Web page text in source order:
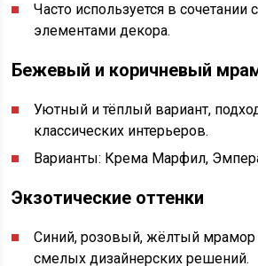
Часто используется в сочетании
элементами декора.
Бежевый и коричневый
Уютный и тёплый вариант,
классических интерьеров.
Варианты: Крема Марфил,
Экзотические оттенки
Синий, розовый, жёлтый мрамор
смелых дизайнерских решений.